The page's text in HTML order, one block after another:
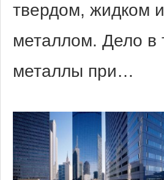
твердом, жидком
металлом. Дело в
металлы при…